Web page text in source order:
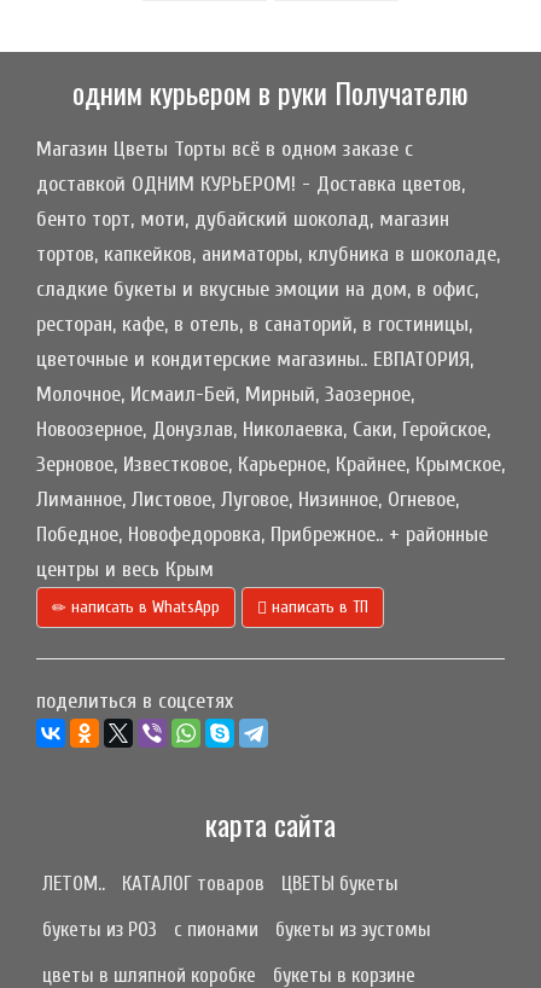
одним курьером в руки Получателю
Магазин Цветы Торты всё в одном заказе с
доставкой ОДНИМ КУРЬЕРОМ! - Доставка цветов,
бенто торт, моти, дубайский шоколад, магазин
тортов, капкейков, аниматоры, клубника в шоколаде,
сладкие букеты и вкусные эмоции на дом, в офис,
ресторан, кафе, в отель, в санаторий, в гостиницы,
цветочные и кондитерские магазины.. ЕВПАТОРИЯ,
Молочное, Исмаил-Бей, Мирный, Заозерное,
Новоозерное, Донузлав, Николаевка, Саки, Геройское,
Зерновое, Известковое, Карьерное, Крайнее, Крымское,
Лиманное, Листовое, Луговое, Низинное, Огневое,
Победное, Новофедоровка, Прибрежное.. + районные
центры и весь Крым
написать в WhatsApp написать в ТП
поделиться в соцсетях
карта сайта
ЛЕТОМ.. КАТАЛОГ товаров
ЦВЕТЫ букеты
букеты из РОЗ
с пионами
букеты из эустомы
цветы в шляпной коробке
букеты в корзине